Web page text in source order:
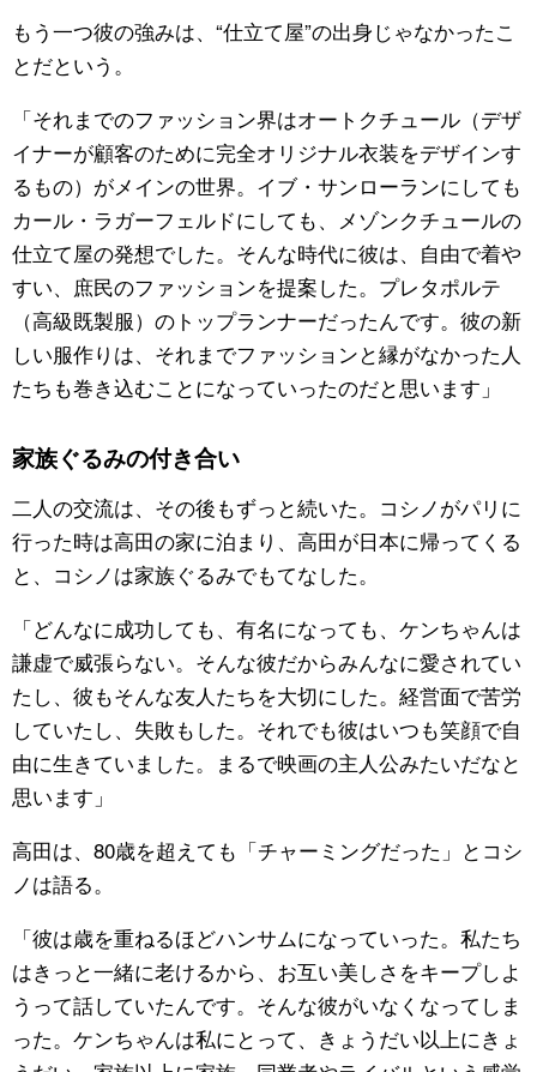
もう一つ彼の強みは、“仕立て屋”の出身じゃなかったこ
とだという。
「それまでのファッション界はオートクチュール（デザ
イナーが顧客のために完全オリジナル衣装をデザインす
るもの）がメインの世界。イブ・サンローランにしても
カール・ラガーフェルドにしても、メゾンクチュールの
仕立て屋の発想でした。そんな時代に彼は、自由で着や
すい、庶民のファッションを提案した。プレタポルテ
（高級既製服）のトップランナーだったんです。彼の新
しい服作りは、それまでファッションと縁がなかった人
たちも巻き込むことになっていったのだと思います」
家族ぐるみの付き合い
二人の交流は、その後もずっと続いた。コシノがパリに
行った時は高田の家に泊まり、高田が日本に帰ってくる
と、コシノは家族ぐるみでもてなした。
「どんなに成功しても、有名になっても、ケンちゃんは
謙虚で威張らない。そんな彼だからみんなに愛されてい
たし、彼もそんな友人たちを大切にした。経営面で苦労
していたし、失敗もした。それでも彼はいつも笑顔で自
由に生きていました。まるで映画の主人公みたいだなと
思います」
高田は、80歳を超えても「チャーミングだった」とコシ
ノは語る。
「彼は歳を重ねるほどハンサムになっていった。私たち
はきっと一緒に老けるから、お互い美しさをキープしよ
うって話していたんです。そんな彼がいなくなってしま
った。ケンちゃんは私にとって、きょうだい以上にきょ